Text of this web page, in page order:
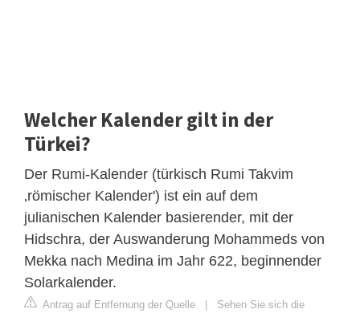
Welcher Kalender gilt in der
Türkei?
Der Rumi-Kalender (türkisch Rumi Takvim
‚römischer Kalender') ist ein auf dem
julianischen Kalender basierender, mit der
Hidschra, der Auswanderung Mohammeds von
Mekka nach Medina im Jahr 622, beginnender
Solarkalender.
Antrag auf Entfernung der Quelle
Sehen Sie sich die